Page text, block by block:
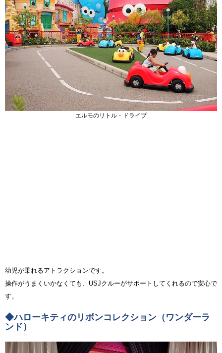
エルモのリトル・ドライブ
幼児が乗れるアトラクションです。
操作がうまくいかなくても、USJクルーがサポートしてくれるので安心で
す。
◆ハローキティのリボンコレクション（ワンダーラ
ンド）